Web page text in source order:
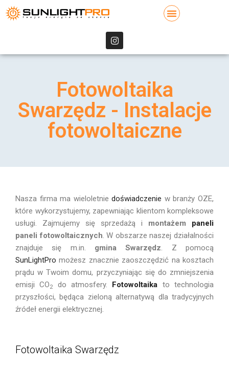
Fotowoltaika
Swarzędz - Instalacje
fotowoltaiczne
Nasza firma ma wieloletniedoświadczenie w branży OZE,
które wykorzystujemy, zapewniając klientom kompleksowe
usługi. Zajmujemy się sprzedażą i montażem paneli
paneli fotowoltaicznych. W obszarze naszej działalności
znajduje się m.in. gmina Swarzędz. Z pomocą
SunLightPro możesz znacznie zaoszczędzić na kosztach
prądu w Twoim domu, przyczyniając się do zmniejszenia
emisji CO2 do atmosfery. Fotowoltaika to technologia
przyszłości, będąca zieloną alternatywą dla tradycyjnych
źródeł energii elektrycznej.
Fotowoltaika Swarzędz